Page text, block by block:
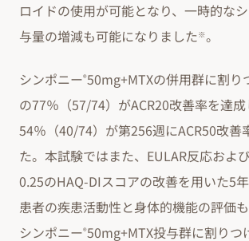
ロイドの使用が可能となり、一時的な
与量の増減も可能になりました※。
シンポニー®50mg+MTXの併用群に割り
の77％（57/74）がACR20改善率を達成
54％（40/74）が第256週にACR50改善
た。本試験ではまた、EULAR反応およ
0.25のHAQ-DIスコアの改善を用いた5
患者の疾患活動性と身体的機能の評価も
シンポニー®50mg+MTX投与群に割りつ